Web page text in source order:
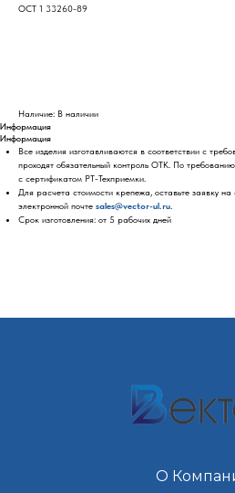
ОСТ 1 33260-89
Наличие: В наличии
Информация
Информация
Все изделия изготавливаются в соответствии с
проходят обязательный контроль ОТК. По
с сертификатом РТ-Техприемки.
Для расчета стоимости крепежа, оставьте заявку
электронной почте sales@vector-ul.ru.
Срок изготовления: от 5 рабочих дней
О